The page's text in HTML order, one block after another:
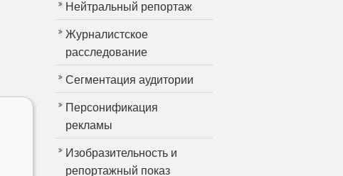
Нейтральный репортаж
Журналистское
расследование
Сегментация аудитории
Персонификация
рекламы
Изобразительность и
репортажный показ